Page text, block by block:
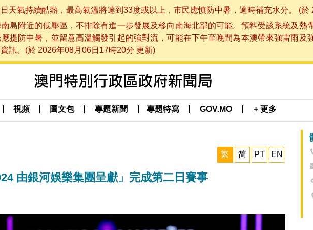
天氣持續酷熱，最高氣溫將達到33度或以上，市民應慎防中暑，適時補充水分。 (
島附近的低壓區，不排除有進一步發展及移向南海北部的可能。預料受該系統及熱
提防中暑，並留意高溫觸發引起的強對流，可能在下午至晚間為本澳帶來強雷雨及
訊。(於 2026年08月06日17時20分 更新)
視頻 圖文包 專題新聞 專題特寫 GOV.MO + 更多
繁 简 PT EN
由銀河娛樂集團呈獻」完成第二日賽事